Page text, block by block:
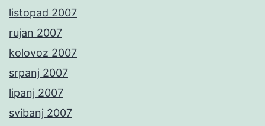
listopad 2007
rujan 2007
kolovoz 2007
srpanj 2007
lipanj 2007
svibanj 2007